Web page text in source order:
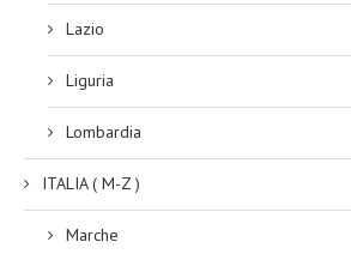
Lazio
Liguria
Lombardia
ITALIA ( M-Z )
Marche